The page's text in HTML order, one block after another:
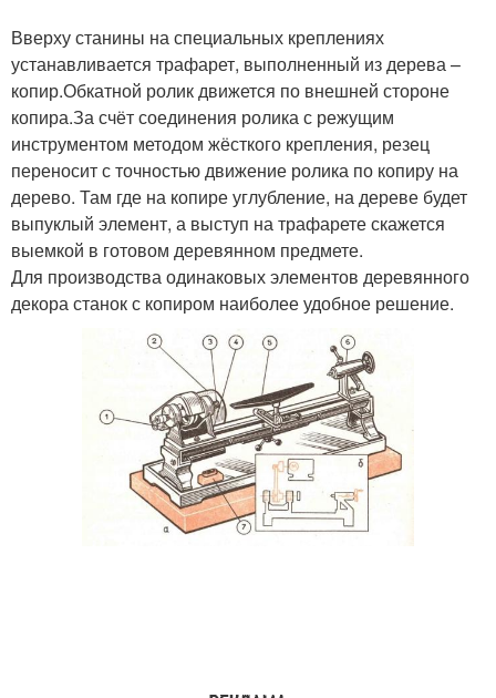
Горизонтально-
расточные станки
Координатно-
расточные станки
Плоскошлифовальные
станки
Зубофрезерные станки
Зубодолбёжные станки
Токарно-
копировальный станок
Копир для токарного
станка
Примитивный станок
Вверху станины на специальных креплениях
устанавливается трафарет, выполненный из дерева –
копир.Обкатной ролик движется по внешней стороне
копира.За счёт соединения ролика с режущим
инструментом методом жёсткого крепления, резец
переносит с точностью движение ролика по копиру на
дерево. Там где на копире углубление, на дереве будет
выпуклый элемент, а выступ на трафарете скажется
выемкой в готовом деревянном предмете.
Для производства одинаковых элементов деревянного
декора станок с копиром наиболее удобное решение.